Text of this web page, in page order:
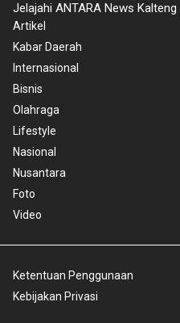
Jelajahi ANTARA News Kalteng
Artikel
Kabar Daerah
Internasional
Bisnis
Olahraga
Lifestyle
Nasional
Nusantara
Foto
Video
Ketentuan Penggunaan
Kebijakan Privasi